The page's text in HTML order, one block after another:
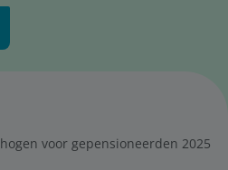
voor gepensioneerden 2025